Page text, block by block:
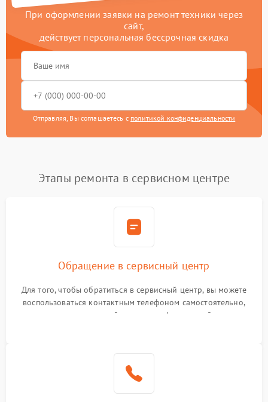
При оформлении заявки на ремонт техники через
сайт,
действует персональная бессрочная скидка
Отправляя, Вы соглашаетесь с политикой конфиденциальности
Этапы ремонта в сервисном центре
Обращение в сервисный центр
Для того, чтобы обратиться в сервисный центр, вы можете
воспользоваться контактным телефоном самостоятельно,
или оставить свой номер телефона на сайте